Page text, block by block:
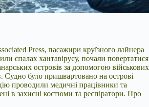
Press, пасажири круїзного лайнера
спалах хантавірусу, почали повертатися
островів за допомогою військових
Судно було пришвартовано на острові
проводили медичні працівники та
в захисні костюми та респіратори. Про